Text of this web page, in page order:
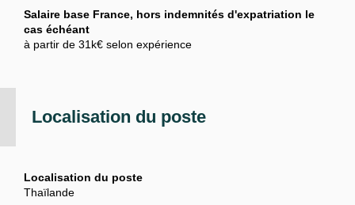
Salaire base France, hors indemnités d'expatriation le
cas échéant
à partir de 31k€ selon expérience
Localisation du poste
Localisation du poste
Thaïlande